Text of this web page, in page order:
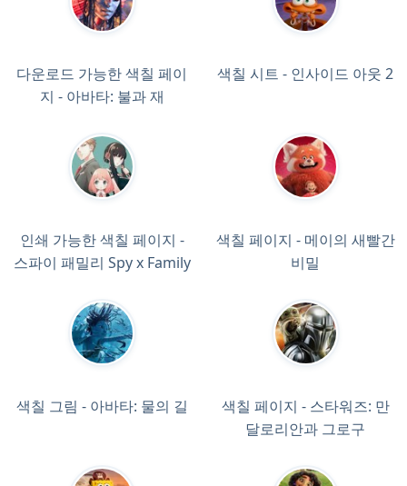
다운로드 가능한 색칠 페이
지 - 아바타: 불과 재
색칠 시트 - 인사이드 아웃 2
인쇄 가능한 색칠 페이지 -
스파이 패밀리 Spy x Family
색칠 페이지 - 메이의 새빨간
비밀
색칠 그림 - 아바타: 물의 길
색칠 페이지 - 스타워즈: 만
달로리안과 그로구